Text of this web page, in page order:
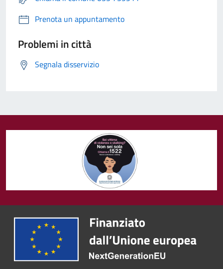
Prenota un appuntamento
Problemi in città
Segnala disservizio